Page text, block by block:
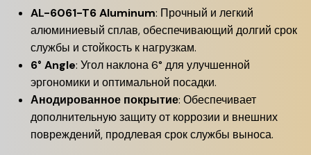
AL-6061-T6 Aluminum: Прочный и легкий
алюминиевый сплав, обеспечивающий долгий срок
службы и стойкость к нагрузкам.
6° Angle: Угол наклона 6° для улучшенной
эргономики и оптимальной посадки.
Анодированное покрытие: Обеспечивает
дополнительную защиту от коррозии и внешних
повреждений, продлевая срок службы выноса.